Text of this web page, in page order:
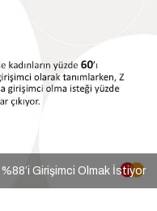
%88’i Girişimci Olmak İstiyor